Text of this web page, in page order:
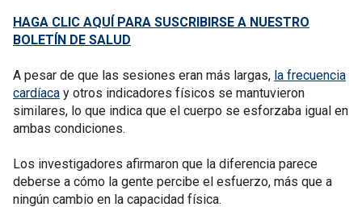
HAGA CLIC AQUÍ PARA SUSCRIBIRSE A NUESTRO
BOLETÍN DE SALUD
A pesar de que las sesiones eran más largas, la frecuencia
cardíaca y otros indicadores físicos se mantuvieron
similares, lo que indica que el cuerpo se esforzaba igual en
ambas condiciones.
Los investigadores afirmaron que la diferencia parece
deberse a cómo la gente percibe el esfuerzo, más que a
ningún cambio en la capacidad física.